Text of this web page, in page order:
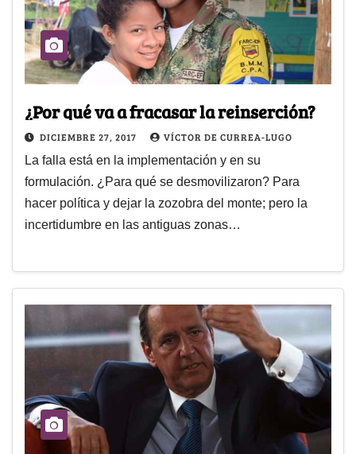
¿Por qué va a fracasar la reinserción?
DICIEMBRE 27, 2017 VÍCTOR DE CURREA-LUGO
La falla está en la implementación y en su
formulación. ¿Para qué se desmovilizaron? Para
hacer política y dejar la zozobra del monte; pero la
incertidumbre en las antiguas zonas…